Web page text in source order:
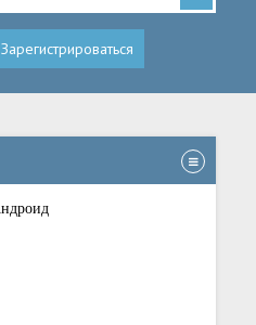
Зарегистрироваться